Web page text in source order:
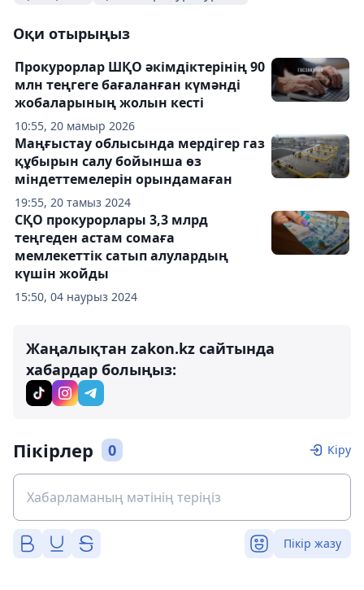
Оқи отырыңыз
10:55, 20 мамыр 2026
Прокурорлар ШҚО әкімдіктерінің 90
млн теңгеге бағаланған күмәнді
жобаларының жолын кесті
19:55, 20 тамыз 2024
Маңғыстау облысында мердігер газ
құбырын салу бойынша өз
міндеттемелерін орындамаған
15:50, 04 наурыз 2024
СҚО прокурорлары 3,3 млрд
теңгеден астам сомаға
мемлекеттік сатып алулардың
күшін жойды
Жаңалықтан zakon.kz сайтында
хабардар болыңыз:
Пікірлер 0 Кіру
Пікір жазу